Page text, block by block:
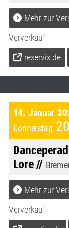
Mehr zur
Vorverkauf
reservix.de
14. Januar
Donnerstag,
Lore //
Mehr zur
Vorverkauf